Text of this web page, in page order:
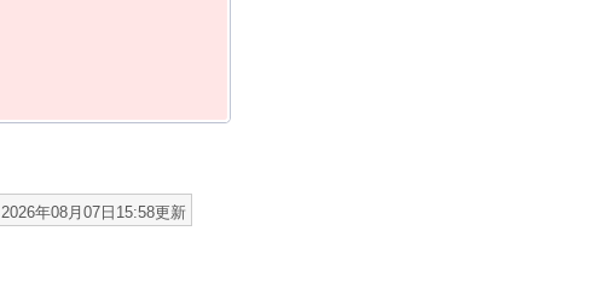
2026年08月07日15:58更新